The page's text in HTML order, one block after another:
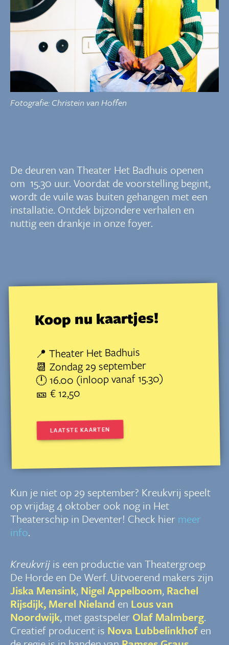
Fotografie: Christein van Hoffen
De deuren van Theater Het Badhuis openen
om 15.30 uur. Voordat de voorstelling begint,
wordt de vuile was buiten gehangen met een
installatie. Ontdek bijzondere verhalen en
nuttig een drankje in onze foyer.
Koop nu kaartjes!
📍 Theater Het Badhuis
📆 Zondag 29 september
🕛 16.00 (inloop vanaf 15.30)
🎫 € 12,50
LAATSTE KAARTEN
Kun je niet op 29 september? Kreukvrij speelt
op vrijdag 4 oktober ook nog in Het
Theaterschip in Deventer! Check hier meer
info.
Kreukvrij is een productie van Theatergroep
De Horde en De Werf. Uitvoerend makers zijn
Jiska Mensink, Nigel Appelboom, Rachel
Rijsdijk, Merel Nieland en Lous van
Noordwijk, met gastspeler Olaf Malmberg.
Creatief producent is Nova Lubbelinkhof en